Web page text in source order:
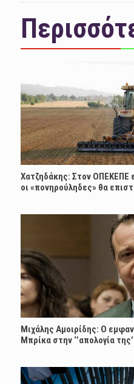
Χατζηδάκης: Στον ΟΠΕΚΕΠΕ
οι «πονηρούληδες» θα
Μιχάλης Αμοιρίδης: Ο
Μπρίκα στην ‘’απολογία